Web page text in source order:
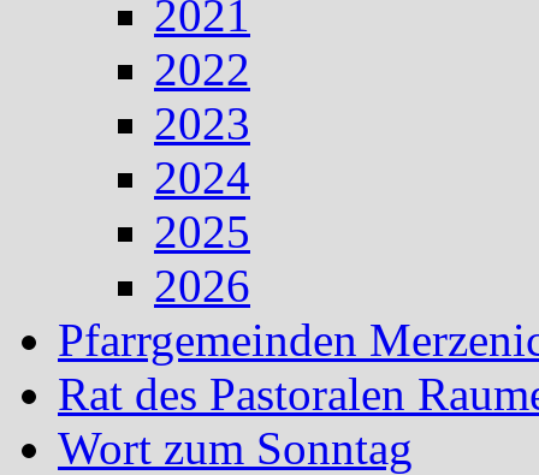
2021
2022
2023
2024
2025
2026
Pfarrgemeinden
Rat des Pastoralen
Wort zum Sonntag